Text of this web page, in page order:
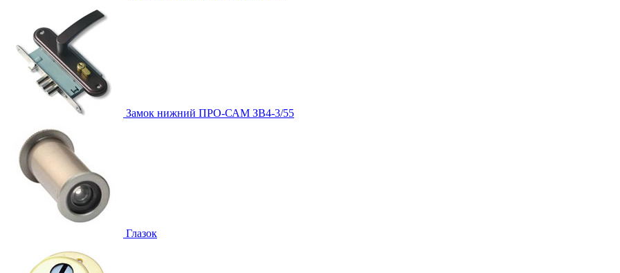
Замок нижний ПРО-САМ ЗВ4-3/55
Глазок